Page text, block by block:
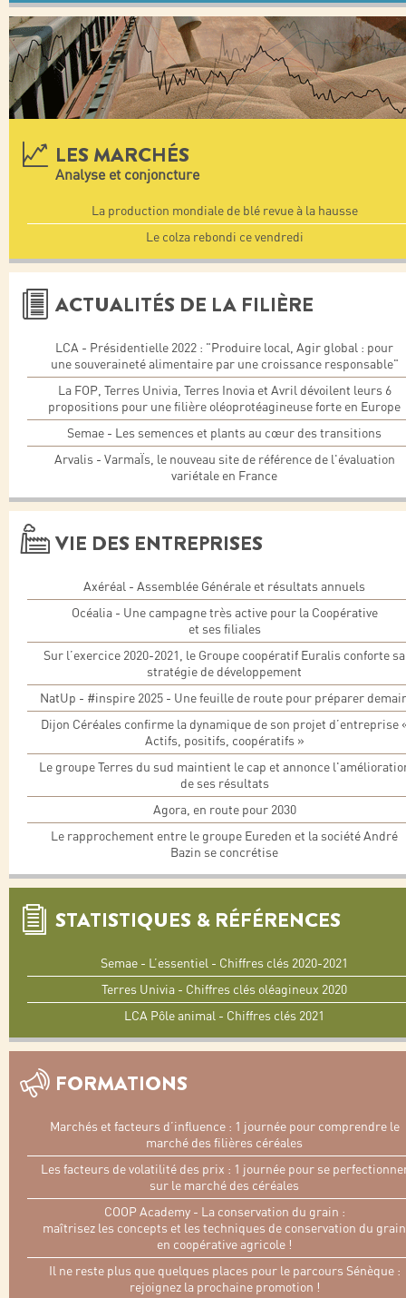
LES MARCHÉS
Analyse et conjoncture
La production mondiale de blé revue à la hausse
Le colza rebondi ce vendredi
ACTUALITÉS DE LA FILIÈRE
LCA - Présidentielle 2022 : "Produire local, Agir global : pour
une souveraineté alimentaire par une croissance responsable"
La FOP, Terres Univia, Terres Inovia et Avril dévoilent leurs 6
propositions pour une filière oléoprotéagineuse forte en Europe
Semae - Les semences et plants au cœur des transitions
Arvalis - VarmaÏs, le nouveau site de référence de l'évaluation
variétale en France
VIE DES ENTREPRISES
Axéréal - Assemblée Générale et résultats annuels
Océalia - Une campagne très active pour la Coopérative
et ses filiales
Sur l’exercice 2020-2021, le Groupe coopératif Euralis conforte sa
stratégie de développement
NatUp - #inspire 2025 - Une feuille de route pour préparer
Dijon Céréales confirme la dynamique de son projet d’entreprise
Actifs, positifs, coopératifs »
Le groupe Terres du sud maintient le cap et annonce
de ses résultats
Agora, en route pour 2030
Le rapprochement entre le groupe Eureden et la société André
Bazin se concrétise
STATISTIQUES & RÉFÉRENCES
Semae - L’essentiel - Chiffres clés 2020-2021
Terres Univia - Chiffres clés oléagineux 2020
LCA Pôle animal - Chiffres clés 2021
FORMATIONS
Marchés et facteurs d’influence : 1 journée pour comprendre le
marché des filières céréales
Les facteurs de volatilité des prix : 1 journée pour se
sur le marché des céréales
COOP Academy - La conservation du grain :
maîtrisez les concepts et les techniques de conservation du grain
en coopérative agricole !
Il ne reste plus que quelques places pour le parcours Sénèque :
rejoignez la prochaine promotion !